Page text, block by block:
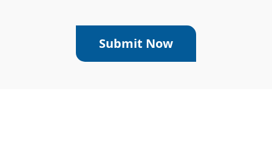
Submit Now